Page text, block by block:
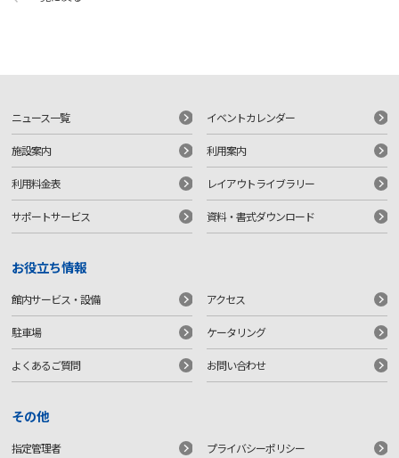
ニュース一覧 イベントカレンダー
施設案内 利用案内
利用料金表 レイアウトライブラリー
サポートサービス 資料・書式ダウンロード
お役立ち情報
館内サービス・設備 アクセス
駐車場 ケータリング
よくあるご質問 お問い合わせ
その他
指定管理者 プライバシーポリシー